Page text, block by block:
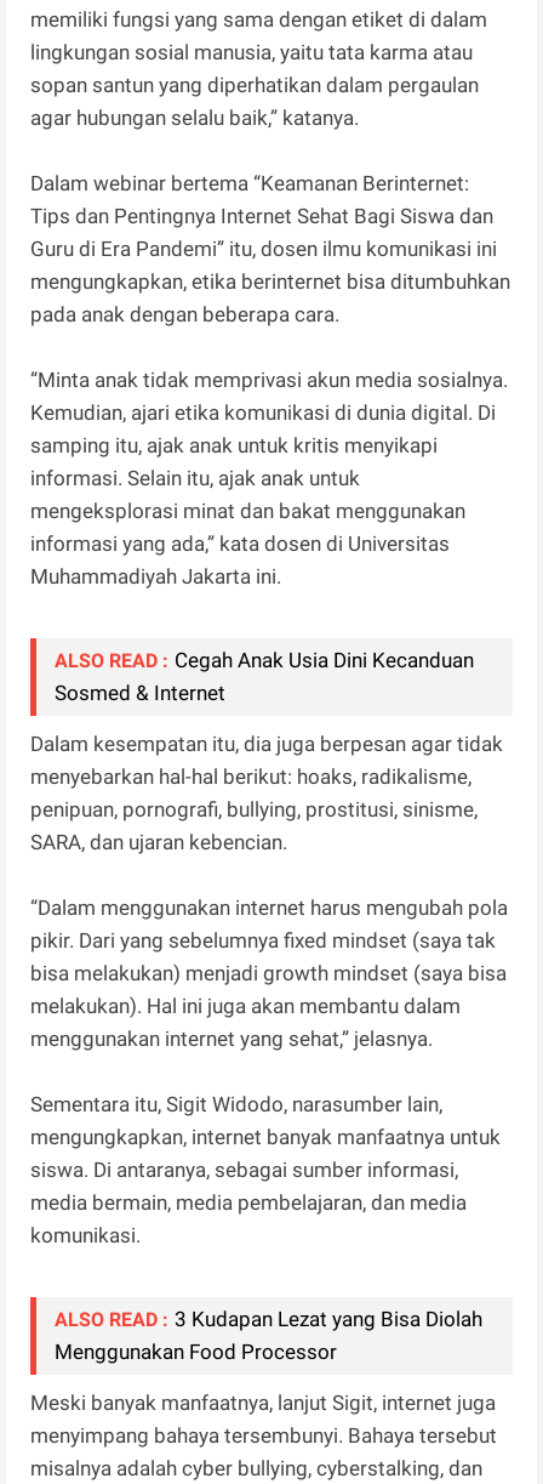
memiliki fungsi yang sama dengan etiket di dalam
lingkungan sosial manusia, yaitu tata karma atau
sopan santun yang diperhatikan dalam pergaulan
agar hubungan selalu baik,” katanya.
Dalam webinar bertema “Keamanan Berinternet:
Tips dan Pentingnya Internet Sehat Bagi Siswa dan
Guru di Era Pandemi” itu, dosen ilmu komunikasi ini
mengungkapkan, etika berinternet bisa ditumbuhkan
pada anak dengan beberapa cara.
“Minta anak tidak memprivasi akun media sosialnya.
Kemudian, ajari etika komunikasi di dunia digital. Di
samping itu, ajak anak untuk kritis menyikapi
informasi. Selain itu, ajak anak untuk
mengeksplorasi minat dan bakat menggunakan
informasi yang ada,” kata dosen di Universitas
Muhammadiyah Jakarta ini.
ALSO READ : Cegah Anak Usia Dini Kecanduan
Sosmed & Internet
Dalam kesempatan itu, dia juga berpesan agar tidak
menyebarkan hal-hal berikut: hoaks, radikalisme,
penipuan, pornografi, bullying, prostitusi, sinisme,
SARA, dan ujaran kebencian.
“Dalam menggunakan internet harus mengubah pola
pikir. Dari yang sebelumnya fixed mindset (saya tak
bisa melakukan) menjadi growth mindset (saya bisa
melakukan). Hal ini juga akan membantu dalam
menggunakan internet yang sehat,” jelasnya.
Sementara itu, Sigit Widodo, narasumber lain,
mengungkapkan, internet banyak manfaatnya untuk
siswa. Di antaranya, sebagai sumber informasi,
media bermain, media pembelajaran, dan media
komunikasi.
ALSO READ : 3 Kudapan Lezat yang Bisa Diolah
Menggunakan Food Processor
Meski banyak manfaatnya, lanjut Sigit, internet juga
menyimpang bahaya tersembunyi. Bahaya tersebut
misalnya adalah cyber bullying, cyberstalking, dan